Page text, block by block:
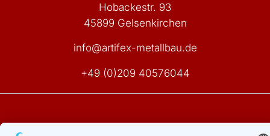
Hobackestr. 93
45899 Gelsenkirchen
info@artifex-metallbau.de
+49 (0)209 40576044